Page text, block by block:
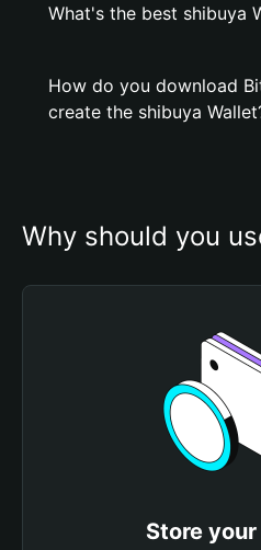
What's the best shibuya
How do you download
create the shibuya
Why should you
Store